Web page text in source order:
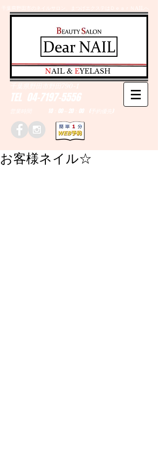
千葉県野田市のネイルサロン、まつげエクステはＤｅａｒＮAILへ
TEL 04-7197-5556
営業時間 10：00～20：00 (予約優先)
千葉県野田市野田790-1
​NAIL & EYELASH
お客様ネイル☆